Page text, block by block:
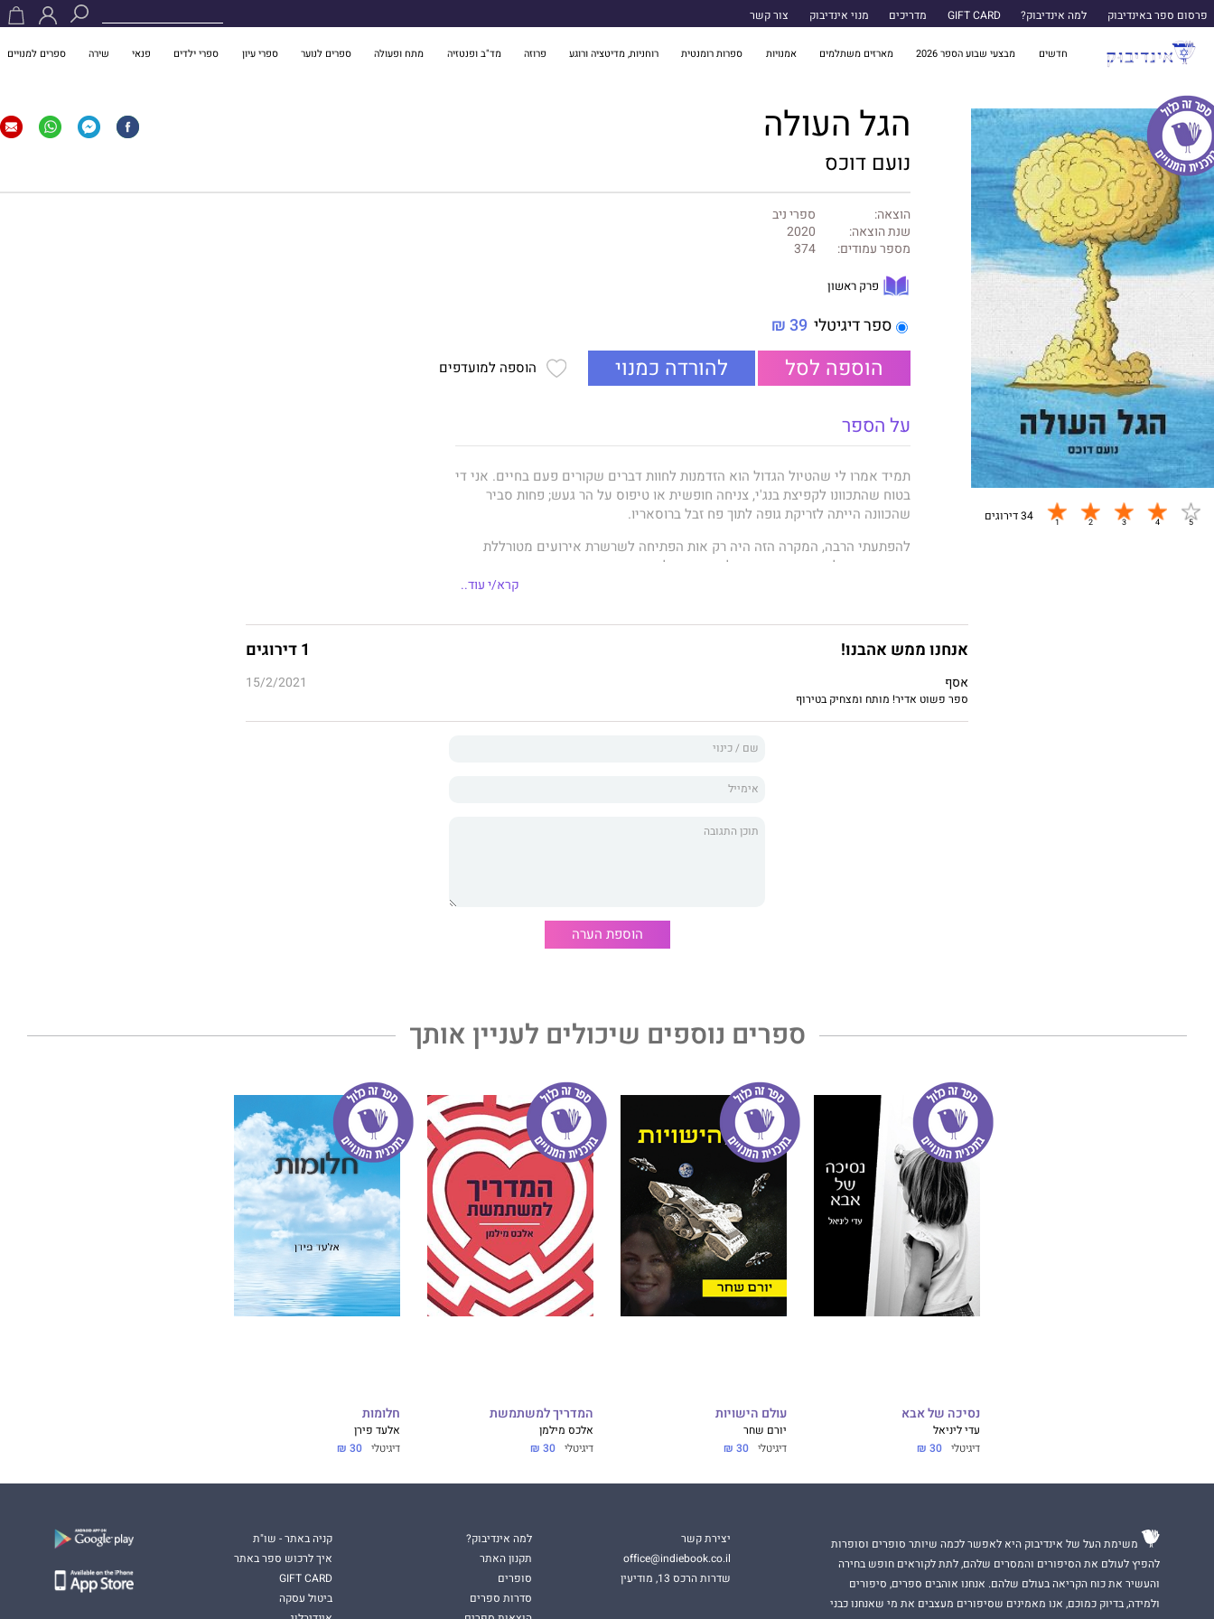
פרסום ספר באינדיבוק למה אינדיבוק? GIFT CARD מדריכים מנוי אינדיבוק צור קשר
חדשים מבצעי שבוע הספר 2026 מארזים משתלמים אמנויות ספרות רומנטית רוחניות, מדיטציה ורוגע פרוזה מד"ב ופנטזיה מתח ופעולה ספרים לנוער ספרי עיון ספרי ילדים פנאי שירה ספרים למנויים
34 דירוגים
הגל העולה
נועם דוכס
הוצאה:
ספרי ניב
שנת הוצאה:
2020
מספר עמודים:
374
פרק ראשון
ספר דיגיטלי 39 ₪
הוספה לסל להורדה כמנוי הוספה למועדפים
על הספר
תמיד אמרו לי שהטיול הגדול הוא הזדמנות לחוות דברים שקורים פעם בחיים. אני די
בטוח שהתכוונו לקפיצת בנג'י, צניחה חופשית או טיפוס על הר געש; פחות סביר
שהכוונה הייתה לזריקת גופה לתוך פח זבל ברוסאריו.
להפתעתי הרבה, המקרה הזה היה רק אות הפתיחה לשרשרת אירועים מטורללת
והזויה שהובילה אותי ואת חבריי למקומות שלא דמיינו שקיימים במציאות.
רחוק מכל מה שהכרתי בחיי, בצד השני של העולם, נקלעתי למרדף מסוכן ומורט
עצבים עם ארגוני פשע אכזריים ואנשי צללים מסתוריים, שהפכו את הטיול שלי
דווקא שם, בתוך כאוס מוחלט, מצאתי את אהבת חיי, גיליתי תובנות חדשות על אומץ
וחברות, על אפרסמונים והלם קרב, על ה"עז על הצוק" וה"שור הזועם", על בחורות,
גביע הטוטו והקשר ביניהם. על רוב הדברים שקרו לי במקום הזה לא אוכל לדבר
לעולם, וזה בסדר, גם ככה אני לא חושב שמישהו יאמין לי שהם אכן קרו.
עוצר נשימה את סיפורה הבלתי נתפס של חבורת מטיילים ישראלים הכלואה
במציאות, כוכב כדורגל בדמיון.
קרא/י עוד..
אנחנו ממש אהבנו! 1 דירוגים
אסף 15/2/2021
ספר פשוט אדיר! מותח ומצחיק בטירוף
הוספת הערה
ספרים נוספים שיכולים לעניין אותך
נסיכה של אבא
עדי ליניאל
דיגיטלי 30 ₪
עולם הישויות
יורם שחר
דיגיטלי 30 ₪
המדריך למשתמשת
אלכס מילמן
דיגיטלי 30 ₪
חלומות
אלעד פירן
דיגיטלי 30 ₪
משימת העל של אינדיבוק היא לאפשר לכמה שיותר סופרים וסופרות
להפיץ לעולם את הסיפורים והמסרים שלהם, לתת לקוראים חופש בחירה
והעשיר את כוח הקריאה בעולם שלהם. אנחנו אוהבים ספרים, סיפורים
ולמידה, בדיוק כמוכם, אנו מאמינים שסיפורים מעצבים את מי שאנחנו כבני
יצירת קשר
office@indiebook.co.il
שדרות הרכס 13, מודיעין
למה אינדיבוק?
תקנון האתר
סופרים
סדרות ספרים
קניה באתר - שו"ת
איך לרכוש ספר באתר
GIFT CARD
ביטול עסקה